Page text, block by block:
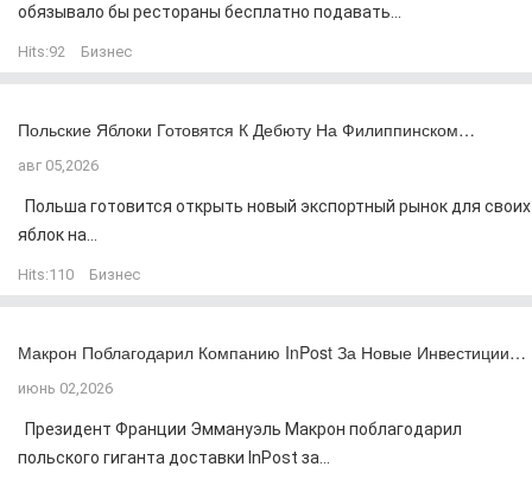
обязывало бы рестораны бесплатно подавать...
Hits:92 Бизнес
Польские Яблоки Готовятся К Дебюту На Филиппинском…
авг 05,2026
Польша готовится открыть новый экспортный рынок для своих
яблок на...
Hits:110 Бизнес
Макрон Поблагодарил Компанию InPost За Новые Инвестиции…
июнь 02,2026
Президент Франции Эммануэль Макрон поблагодарил
польского гиганта доставки InPost за...